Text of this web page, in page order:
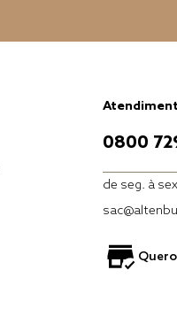
0800
de seg. à